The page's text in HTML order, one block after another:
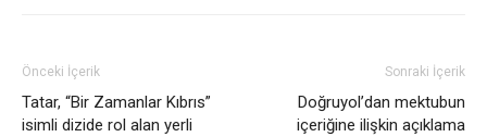
Önceki İçerik
Tatar, “Bir Zamanlar Kıbrıs”
isimli dizide rol alan yerli
Sonraki İçerik
Doğruyol’dan mektubun
içeriğine ilişkin açıklama